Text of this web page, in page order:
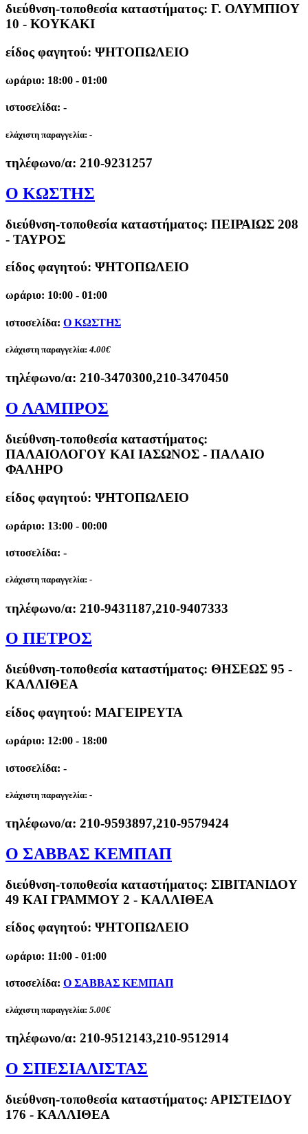
διεύθνση-τοποθεσία καταστήματος: Γ. ΟΛΥΜΠΙΟΥ
10 - ΚΟΥΚΑΚΙ
είδος φαγητού: ΨΗΤΟΠΩΛΕΙΟ
ωράριο: 18:00 - 01:00
ιστοσελίδα: -
ελάχιστη παραγγελία: -
τηλέφωνο/α: 210-9231257
Ο ΚΩΣΤΗΣ
διεύθνση-τοποθεσία καταστήματος: ΠΕΙΡΑΙΩΣ 208
- ΤΑΥΡΟΣ
είδος φαγητού: ΨΗΤΟΠΩΛΕΙΟ
ωράριο: 10:00 - 01:00
ιστοσελίδα: Ο ΚΩΣΤΗΣ
ελάχιστη παραγγελία: 4.00€
τηλέφωνο/α: 210-3470300,210-3470450
Ο ΛΑΜΠΡΟΣ
διεύθνση-τοποθεσία καταστήματος:
ΠΑΛΑΙΟΛΟΓΟΥ ΚΑΙ ΙΑΣΩΝΟΣ - ΠΑΛΑΙΟ
ΦΑΛΗΡΟ
είδος φαγητού: ΨΗΤΟΠΩΛΕΙΟ
ωράριο: 13:00 - 00:00
ιστοσελίδα: -
ελάχιστη παραγγελία: -
τηλέφωνο/α: 210-9431187,210-9407333
Ο ΠΕΤΡΟΣ
διεύθνση-τοποθεσία καταστήματος: ΘΗΣΕΩΣ 95 -
ΚΑΛΛΙΘΕΑ
είδος φαγητού: ΜΑΓΕΙΡΕΥΤΑ
ωράριο: 12:00 - 18:00
ιστοσελίδα: -
ελάχιστη παραγγελία: -
τηλέφωνο/α: 210-9593897,210-9579424
Ο ΣΑΒΒΑΣ ΚΕΜΠΑΠ
διεύθνση-τοποθεσία καταστήματος: ΣΙΒΙΤΑΝΙΔΟΥ
49 ΚΑΙ ΓΡΑΜΜΟΥ 2 - ΚΑΛΛΙΘΕΑ
είδος φαγητού: ΨΗΤΟΠΩΛΕΙΟ
ωράριο: 11:00 - 01:00
ιστοσελίδα: Ο ΣΑΒΒΑΣ ΚΕΜΠΑΠ
ελάχιστη παραγγελία: 5.00€
τηλέφωνο/α: 210-9512143,210-9512914
Ο ΣΠΕΣΙΑΛΙΣΤΑΣ
διεύθνση-τοποθεσία καταστήματος: ΑΡΙΣΤΕΙΔΟΥ
176 - ΚΑΛΛΙΘΕΑ